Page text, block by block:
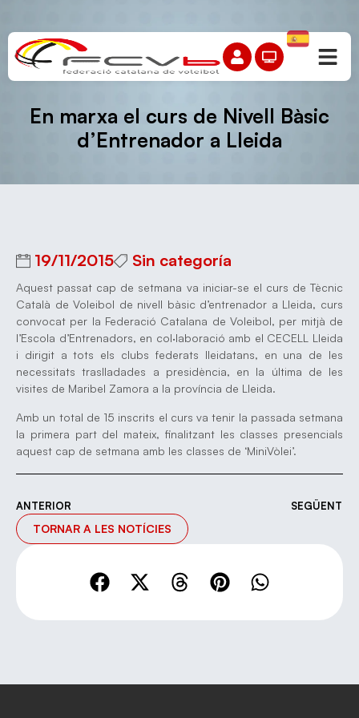
En marxa el curs de Nivell Bàsic
d’Entrenador a Lleida
19/11/2015 Sin categoría
Aquest passat cap de setmana va iniciar-se el curs de Tècnic
Català de Voleibol de nivell bàsic d’entrenador a Lleida, curs
convocat per la Federació Catalana de Voleibol, per mitjà de
l’Escola d’Entrenadors, en col·laboració amb el CECELL Lleida
i dirigit a tots els clubs federats lleidatans, en una de les
necessitats traslladades a presidència, en la última de les
visites de Maribel Zamora a la província de Lleida.
Amb un total de 15 inscrits el curs va tenir la passada setmana
la primera part del mateix, finalitzant les classes presencials
aquest cap de setmana amb les classes de ‘MiniVòlei’.
ANTERIOR SEGÜENT
TORNAR A LES NOTÍCIES